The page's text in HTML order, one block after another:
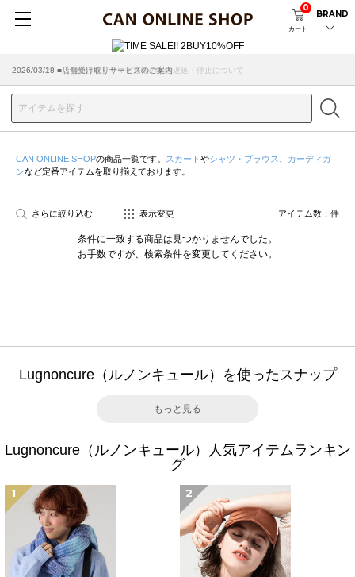
カート
0
BRAND
2026/07/29 ■【お知らせ】ヤマト運輸の配送遅延・停止について
2026/03/18 ■店舗受け取りサービスのご案内
CAN ONLINE SHOPの商品一覧です。 スカート やシャツ・ブラウス
カーディガ
ンなど定番アイテムを取り揃えております。
さらに絞り込む 表示変更 アイテム数： 件
条件に一致する商品は見つかりませんでした。
お手数ですが、検索条件を変更してください。
Lugnoncure（ルノンキュール）を使ったスナップ
もっと見る
Lugnoncure（ルノンキュール）人気アイテムランキン
グ
1 2